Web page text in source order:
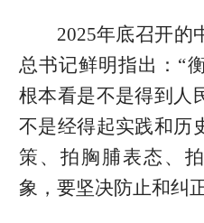
2025年底召开的
总书记鲜明指出：“
根本看是不是得到人
不是经得起实践和历
策、拍胸脯表态、
象，要坚决防止和纠